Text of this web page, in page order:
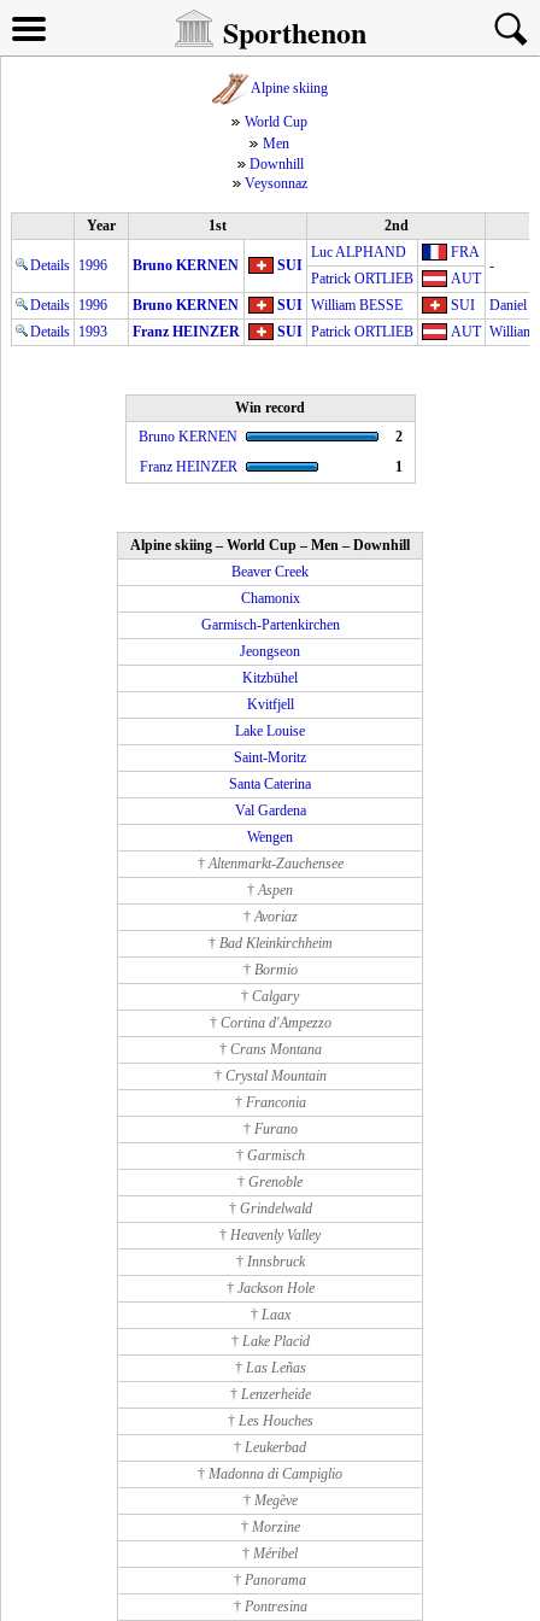
Sporthenon
Alpine skiing
World Cup
Men
Downhill
Veysonnaz
Year 1st 2nd
Details 1996 Bruno KERNEN SUI
Luc ALPHAND FRA
-
Patrick ORTLIEB
AUT
Details 1996 Bruno KERNEN SUI William BESSE SUI
Daniel
Details 1993 Franz HEINZER SUI Patrick ORTLIEB AUT William
Win record
Bruno KERNEN
2
Franz HEINZER
1
Alpine skiing – World Cup – Men – Downhill
Beaver Creek
Chamonix
Garmisch-Partenkirchen
Jeongseon
Kitzbühel
Kvitfjell
Lake Louise
Saint-Moritz
Santa Caterina
Val Gardena
Wengen
†Altenmarkt-Zauchensee
†Aspen
†Avoriaz
† Bad Kleinkirchheim
† Bormio
† Calgary
† Cortina d'Ampezzo
† Crans Montana
† Crystal Mountain
† Franconia
† Furano
† Garmisch
† Grenoble
† Grindelwald
† Heavenly Valley
† Innsbruck
† Jackson Hole
† Laax
† Lake Placid
† Las Leñas
† Lenzerheide
† Les Houches
† Leukerbad
† Madonna di Campiglio
† Megève
† Morzine
† Méribel
† Panorama
† Pontresina